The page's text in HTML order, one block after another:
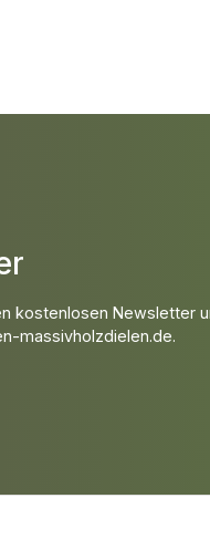
kostenlosen Newsletter
massivholzdielen.de.